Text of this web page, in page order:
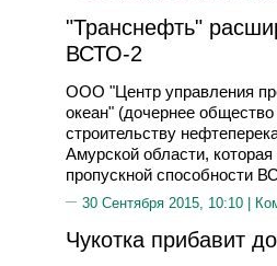
"Транснефть"
ВСТО-2
ООО "Центр управления
океан" (дочернее
строительству
Амурской области,
пропускной способности
30 Сентября 2015, 10:10 |
Чукотка прибавит